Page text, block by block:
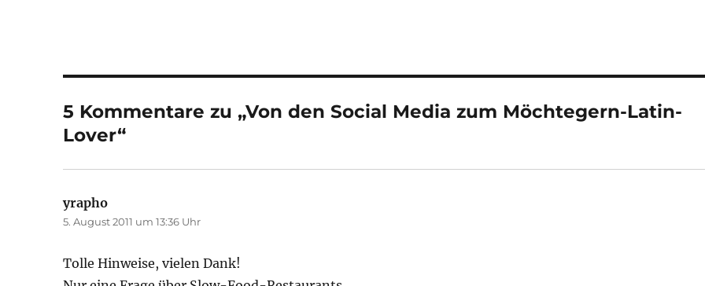
5 Kommentare zu „Von den Social Media zum Möchtegern-Latin-
Lover“
yrapho
5. August 2011 um 13:36 Uhr
Tolle Hinweise, vielen Dank!